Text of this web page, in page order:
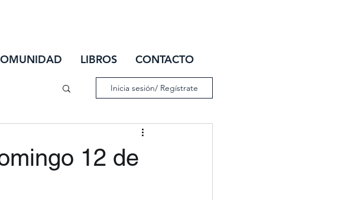
LIBROS CONTACTO
Inicia sesión/ Regístrate
12 de